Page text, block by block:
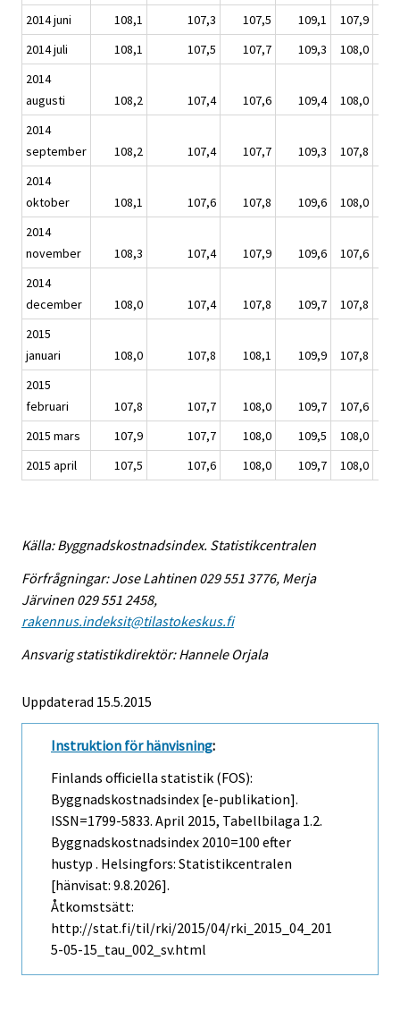
2014 juni 108,1 107,3 107,5 109,1 107,9
2014 juli
108,1 107,5 107,7 109,3 108,0
2014
augusti
108,2 107,4 107,6 109,4 108,0
2014
september
108,2 107,4 107,7 109,3 107,8
2014
oktober
108,1 107,6 107,8 109,6 108,0
2014
november
108,3 107,4 107,9 109,6 107,6
2014
december
108,0 107,4 107,8 109,7 107,8
2015
januari
108,0 107,8 108,1 109,9 107,8
2015
februari
107,8 107,7 108,0 109,7 107,6
2015 mars
107,9 107,7 108,0 109,5 108,0
2015 april
107,5 107,6 108,0 109,7 108,0
Källa: Byggnadskostnadsindex. Statistikcentralen
Förfrågningar: Jose Lahtinen 029 551 3776, Merja
Järvinen 029 551 2458,
rakennus.indeksit@tilastokeskus.fi
Ansvarig statistikdirektör: Hannele Orjala
Uppdaterad 15.5.2015
Instruktion för hänvisning:
Finlands officiella statistik (FOS):
Byggnadskostnadsindex [e-publikation].
ISSN=1799-5833. April 2015, Tabellbilaga 1.2.
Byggnadskostnadsindex 2010=100 efter
hustyp . Helsingfors: Statistikcentralen
[hänvisat: 9.8.2026].
Åtkomstsätt:
http://stat.fi/til/rki/2015/04/rki_2015_04_201
5-05-15_tau_002_sv.html